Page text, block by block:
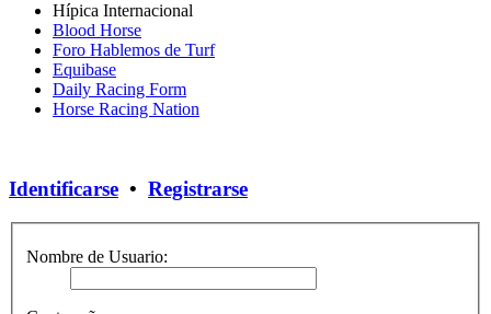
Hípica Internacional
Blood Horse
Foro Hablemos de Turf
Equibase
Daily Racing Form
Horse Racing Nation
Identificarse • Registrarse
Nombre de Usuario: